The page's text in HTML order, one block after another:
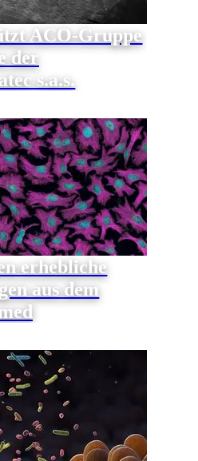
ACO-Gruppe
der
s.a.s.
erhebliche
aus dem